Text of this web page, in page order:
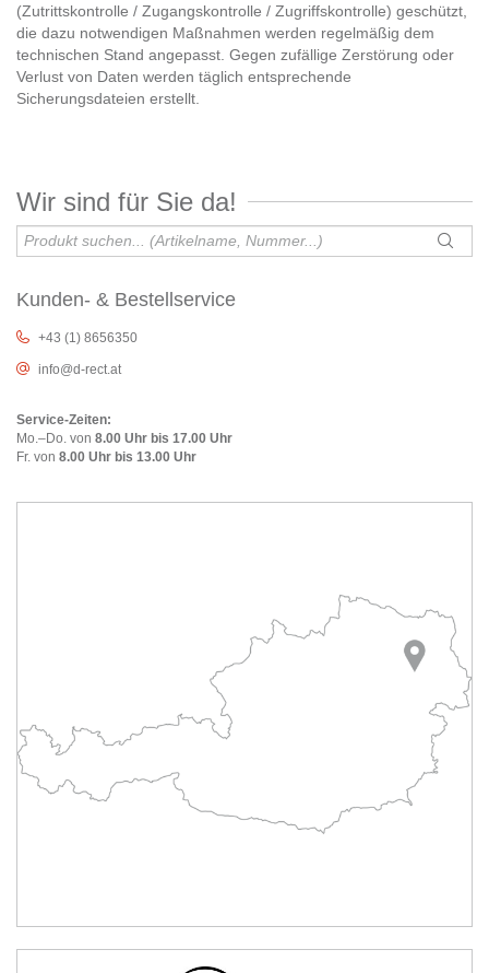
(Zutrittskontrolle / Zugangskontrolle / Zugriffskontrolle) geschützt,
die dazu notwendigen Maßnahmen werden regelmäßig dem
technischen Stand angepasst. Gegen zufällige Zerstörung oder
Verlust von Daten werden täglich entsprechende
Sicherungsdateien erstellt.
Wir sind für Sie da!
Kunden- & Bestellservice
+43 (1) 8656350
info@d-rect.at
Service-Zeiten:
Mo.–Do. von 8.00 Uhr bis 17.00 Uhr
Fr. von 8.00 Uhr bis 13.00 Uhr